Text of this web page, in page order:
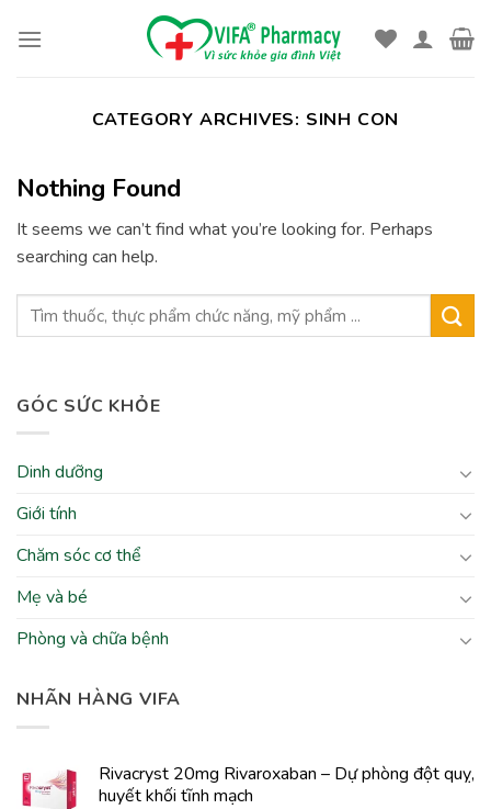
CATEGORY ARCHIVES: SINH CON
GÓC SỨC KHỎE
Dinh dưỡng
Giới tính
Chăm sóc cơ thể
Mẹ và bé
Phòng và chữa bệnh
NHÃN HÀNG VIFA
Rivacryst 20mg Rivaroxaban – Dự phòng đột quỵ,
huyết khối tĩnh mạch
Nothing Found
It seems we can’t find what you’re looking for. Perhaps
searching can help.